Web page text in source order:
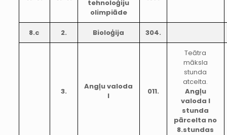
tehnoloģiju
olimpiāde
8.c 2. Bioloģija 304.
3.
Angļu valoda
I
011.
Teātra
māksla
stunda
atcelta.
Angļu
valoda I
stunda
pārcelta no
8.stundas